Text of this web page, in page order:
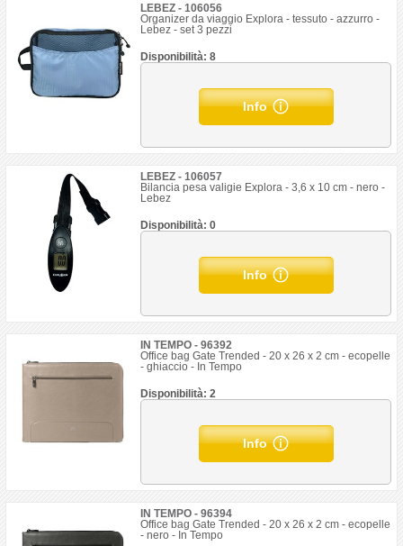
LEBEZ - 106056
Organizer da viaggio Explora - tessuto - azzurro -
Lebez - set 3 pezzi
Disponibilità: 8
Info
LEBEZ - 106057
Bilancia pesa valigie Explora - 3,6 x 10 cm - nero -
Lebez
Disponibilità: 0
Info
IN TEMPO - 96392
Office bag Gate Trended - 20 x 26 x 2 cm - ecopelle
- ghiaccio - In Tempo
Disponibilità: 2
Info
IN TEMPO - 96394
Office bag Gate Trended - 20 x 26 x 2 cm - ecopelle
- nero - In Tempo